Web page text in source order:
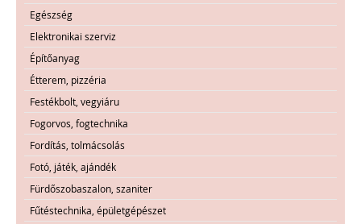
Egészség
Elektronikai szerviz
Építőanyag
Étterem, pizzéria
Festékbolt, vegyiáru
Fogorvos, fogtechnika
Fordítás, tolmácsolás
Fotó, játék, ajándék
Fürdőszobaszalon, szaniter
Fűtéstechnika, épületgépészet